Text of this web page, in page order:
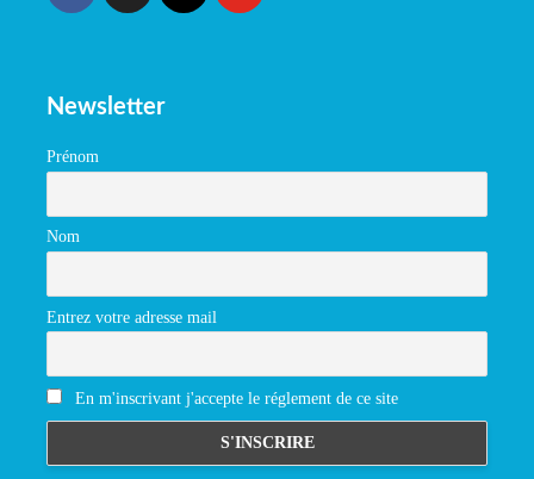
Newsletter
Prénom
Nom
Entrez votre adresse mail
En m'inscrivant j'accepte le réglement de ce site